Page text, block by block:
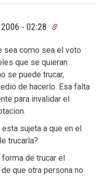
- 02:28
sea como sea el voto
que se quieran
se puede trucar,
de hacerlo. Esa falta
para invalidar el
sujeta a que en el
trucarla?
de trucar el
que otra persona no